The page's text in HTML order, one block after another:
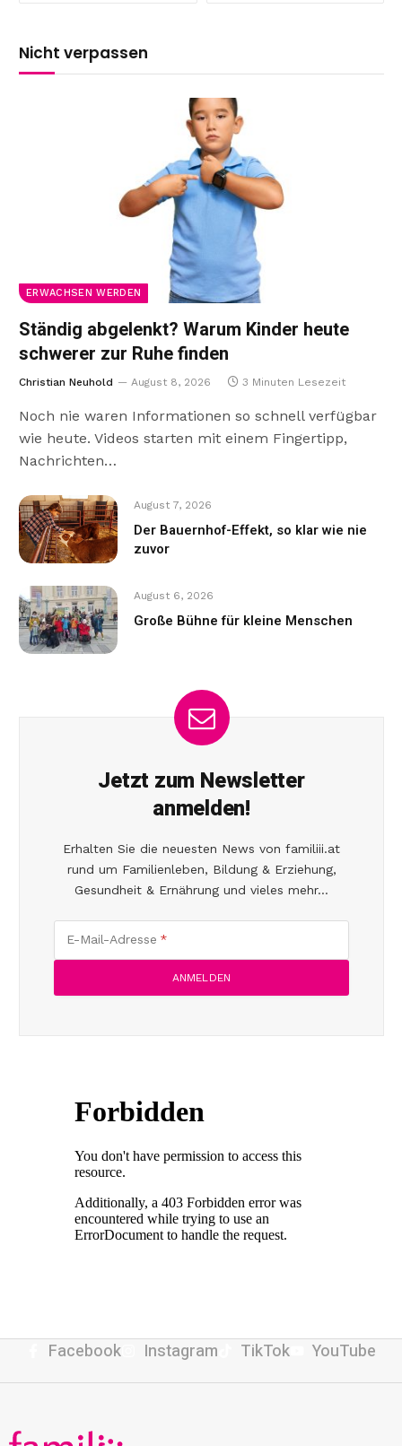
Nicht verpassen
ERWACHSEN WERDEN
Ständig abgelenkt? Warum Kinder heute
schwerer zur Ruhe finden
Christian Neuhold August 8, 2026 3 Minuten Lesezeit
Noch nie waren Informationen so schnell verfügbar
wie heute. Videos starten mit einem Fingertipp,
Nachrichten…
August 7, 2026
Der Bauernhof-Effekt, so klar wie nie
zuvor
August 6, 2026
Große Bühne für kleine Menschen
Jetzt zum Newsletter
anmelden!
Erhalten Sie die neuesten News von familiii.at
rund um Familienleben, Bildung & Erziehung,
Gesundheit & Ernährung und vieles mehr...
E-Mail-Adresse
Facebook Instagram TikTok YouTube